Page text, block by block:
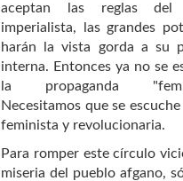
aceptan las reglas del
imperialista, las grandes
harán la vista gorda a su
interna. Entonces ya no se
la propaganda
Necesitamos que se
feminista y revolucionaria.
Para romper este círculo
miseria del pueblo afgano,